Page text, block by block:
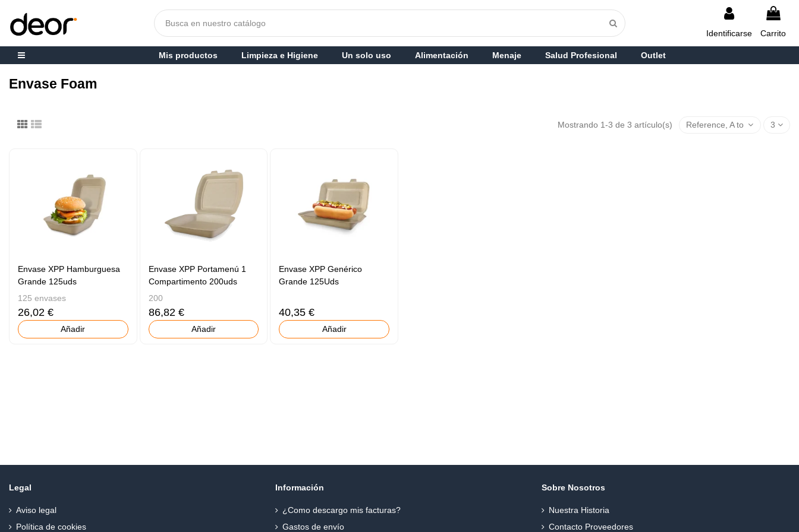
Identificarse Carrito
Mis productos Limpieza e Higiene Un solo uso Alimentación Menaje Salud Profesional Outlet
Envase Foam
Mostrando 1-3 de 3 artículo(s) Reference, A to Z 3
Envase XPP Hamburguesa
Grande 125uds
125 envases
26,02 €
Añadir
Envase XPP Portamenú 1
Compartimento 200uds
200
86,82 €
Añadir
Envase XPP Genérico
Grande 125Uds
40,35 €
Añadir
Legal
Aviso legal
Política de cookies
Información
¿Como descargo mis facturas?
Gastos de envío
Sobre Nosotros
Nuestra Historia
Contacto Proveedores